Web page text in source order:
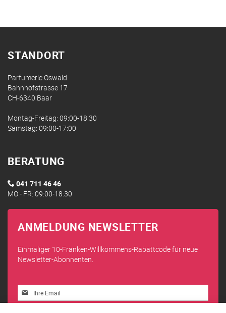
STANDORT
Parfumerie Oswald
Bahnhofstrasse 17
CH-6340 Baar
Montag-Freitag: 09:00-18:30
Samstag: 09:00-17:00
BERATUNG
041 711 46 46
MO - FR: 09:00-18:30
ANMELDUNG NEWSLETTER
Einmaliger 10-Franken-Willkommens-Rabattcode für neue
Newsletter-Abonnenten.
Melden
Sie